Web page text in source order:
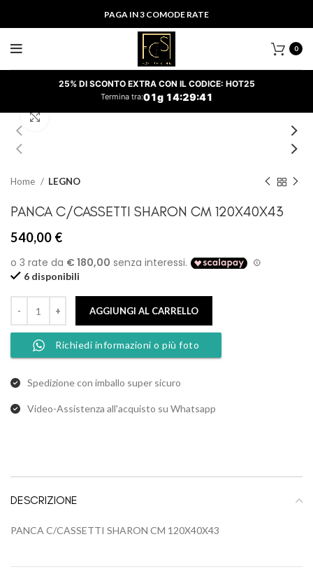
PAGA IN 3 COMODE RATE
0
25% DI SCONTO EXTRA CON IL CODICE: HOT25
Termina tra:01g 14:29:41
Home LEGNO
PANCA C/CASSETTI SHARON CM 120X40X43
540,00 €
6 disponibili
AGGIUNGI AL CARRELLO
Richiedi informazioni o più foto
Spedizione con imballo super sicuro
Video-Assistenza all'acquisto su Whatsapp
DESCRIZIONE
PANCA C/CASSETTI SHARON CM 120X40X43